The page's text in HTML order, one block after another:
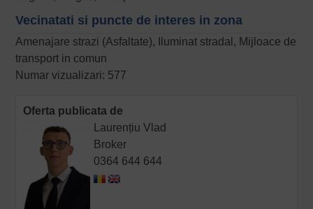
Vecinatati si puncte de interes in zona
Amenajare strazi (Asfaltate), Iluminat stradal, Mijloace de
transport in comun
Numar vizualizari: 577
Oferta publicata de
Laurențiu Vlad
Broker
0364 644 644